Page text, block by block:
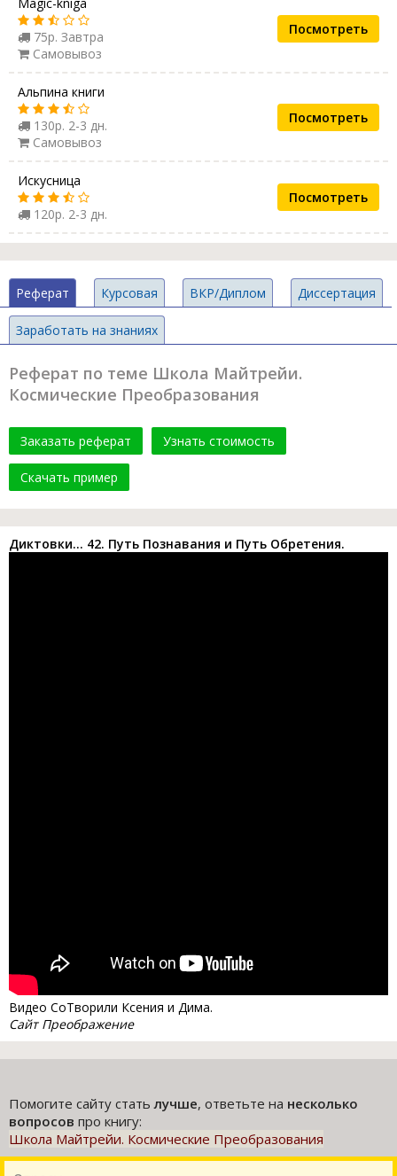
Magic-kniga
75р. Завтра
Самовывоз
Посмотреть
Альпина книги
130р. 2-3 дн.
Самовывоз
Посмотреть
Искусница
120р. 2-3 дн.
Посмотреть
Реферат Курсовая ВКР/Диплом Диссертация
Заработать на знаниях
Реферат по теме Школа Майтрейи.
Космические Преобразования
Заказать реферат Узнать стоимость
Скачать пример
Диктовки... 42. Путь Познавания и Путь Обретения.
Видео СоТворили Ксения и Дима.
Сайт Преображение
Помогите сайту статьлучше, ответьте на несколько
вопросов про книгу:
Школа Майтрейи. Космические Преобразования